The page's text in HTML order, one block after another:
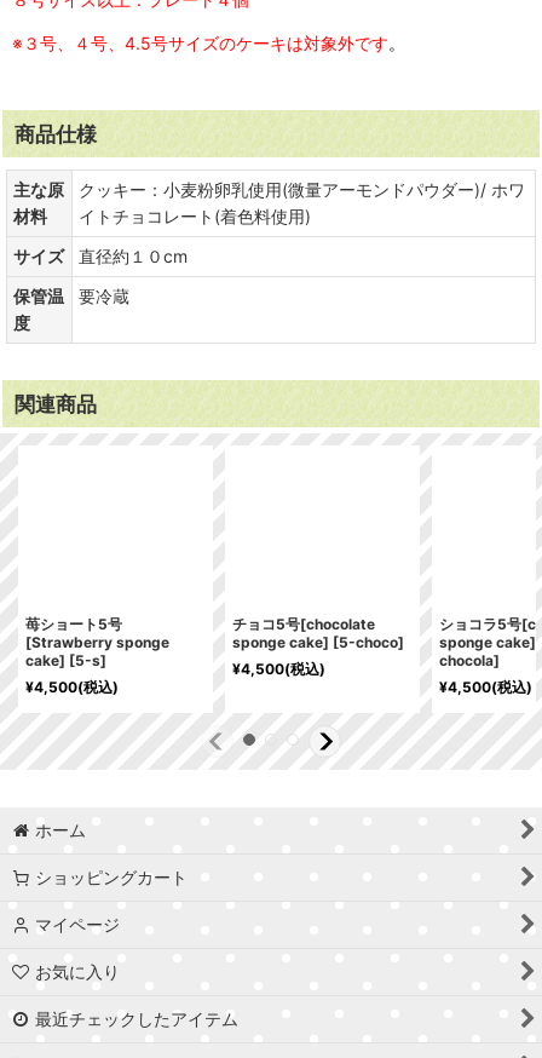
※３号、４号、4.5号サイズのケーキは対象外です。
商品仕様
主な原
材料
クッキー：小麦粉卵乳使用(微量アーモンドパウダー)/ ホワ
イトチョコレート(着色料使用)
サイズ
直径約１０cm
保管温
度
要冷蔵
関連商品
苺ショート5号
[Strawberry sponge
cake] [5-s]
¥4,500(税込)
チョコ5号[chocolate
sponge cake] [5-choco]
¥4,500(税込)
ショコラ5号
sponge cake]
chocola]
¥4,500(税込)
ホーム
ショッピングカート
マイページ
お気に入り
最近チェックしたアイテム